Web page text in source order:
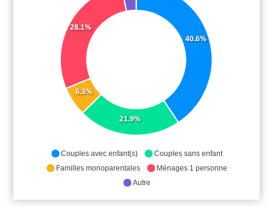
40.6%
21.9%
6.3%
28.1%
Couples avec enfant(s)
Couples sans enfant
Familles monoparentales
Ménages 1 personne
Autre